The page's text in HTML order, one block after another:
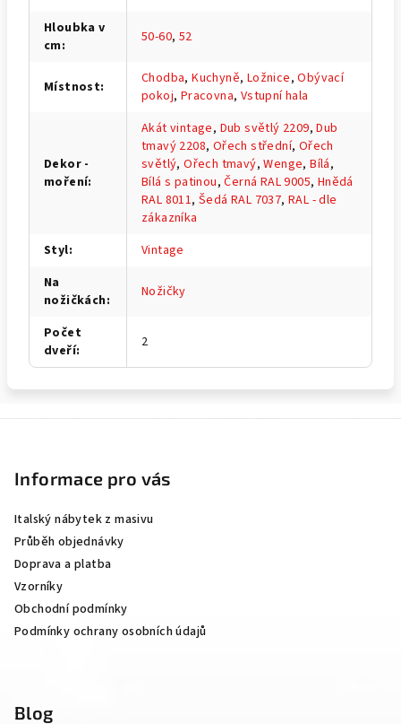
Hloubka v
cm: 50-60, 52
Místnost: Chodba,Kuchyně, Ložnice,Obývací
pokoj, Pracovna, Vstupní hala
Dekor -
moření:
Akát vintage, Dub světlý 2209,Dub
tmavý 2208, Ořech střední, Ořech
světlý,Ořech tmavý,Wenge,Bílá,
Bílá s patinou,Černá RAL 9005, Hnědá
RAL 8011,Šedá RAL 7037,RAL - dle
zákazníka
Styl:
Vintage
Na
nožičkách: Nožičky
Počet
dveří: 2
Informace pro vás
Italský nábytek z masivu
Průběh objednávky
Doprava a platba
Vzorníky
Obchodní podmínky
Podmínky ochrany osobních údajů
Blog